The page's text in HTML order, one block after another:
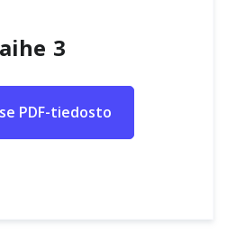
3
PDF-tiedosto